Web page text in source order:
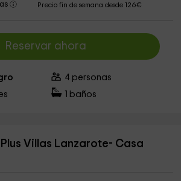
Precio fin de semana desde 126€
Reservar ahora
4 personas
baños
Villas Lanzarote- Casa